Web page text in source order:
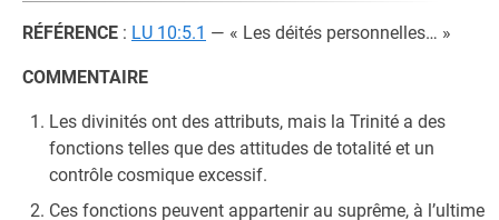
RÉFÉRENCE : LU 10:5.1 — « Les déités personnelles… »
COMMENTAIRE
Les divinités ont des attributs, mais la Trinité a des
fonctions telles que des attitudes de totalité et un
contrôle cosmique excessif.
Ces fonctions peuvent appartenir au suprême, à l’ultime